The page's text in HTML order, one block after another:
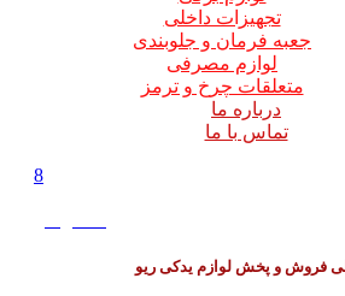
تجهیزات داخلی
جعبه فرمان و جلوبندی
لوازم مصرفی
متعلقات چرخ و ترمز
درباره ما
تماس با ما
8
فروش و پخش لوازم یدکی ریو